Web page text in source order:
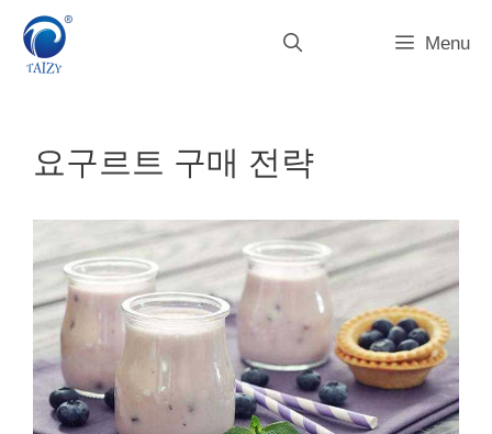
Menu
요구르트 구매 전략